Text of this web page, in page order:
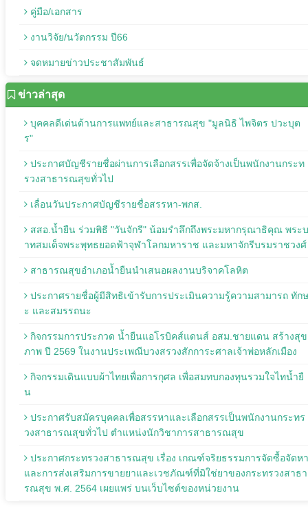
คู่มือ/เอกสาร
งานวิจัย/นวัตกรรม ปี66
จดหมายข่าวประชาสัมพันธ์
ข่าวล่าสุด
บุคคลดีเด่นด้านการแพทย์และสาธารณสุข "มูลนิธิ ไพจิตร ปวะบุต
ร"
ประกาศบัญชีรายชื่อผ่านการเลือกสรรเพื่อจัดจ้างเป็นพนักงานกระท
รวงสาธารณสุขทั่วไป
เลื่อนวันประกาศบัญชีรายชื่อสรรหา-พกส.
สสอ.น้ำยืน ร่วมพิธี "วันจักรี" น้อมรำลึกถึงพระมหากรุณาธิคุณ พระบ
าทสมเด็จพระพุทธยอดฟ้าจุฬาโลกมหาราช และมหาจักรีบรมราชวงศ์
สาธารณสุขอำเภอน้ำยืนนำเสนอผลงานบริจาคโลหิต
ประกาศรายชื่อผู้มีสิทธิเข้ารับการประเมินความรู้ความสามารถ ทักษ
ะ และสมรรถนะ
กิจกรรมการประกวด น้ำยืนแอโรบิคส์แดนส์ อสม.ชายแดน สร้างสุข
ภาพ ปี 2569 ในงานประเพณีบวงสรวงสักการะศาลเจ้าพ่อหลักเมือง
กิจกรรมเดินแบบผ้าไทยเพื่อการกุศล เพื่อสมทบกองทุนรวมใจไทน้ำยื
น
ประกาศรับสมัครบุคคลเพื่อสรรหาและเลือกสรรเป็นพนักงานกระทร
วงสาธารณสุขทั่วไป ตำแหน่งนักวิชาการสาธารณสุข
ประกาศกระทรวงสาธารณสุข เรื่อง เกณฑ์จริยธรรมการจัดซื้อจัดหา
และการส่งเสริมการขายยาและเวชภัณฑ์ที่มิใช่ยาของกระทรวงสาธา
รณสุข พ.ศ. 2564 เผยแพร่ บนเว็บไซต์ของหน่วยงาน